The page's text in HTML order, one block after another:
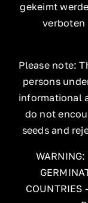
gekeimt
verboten
Please note:
persons
informational
do not
seeds and
COUNTRIES